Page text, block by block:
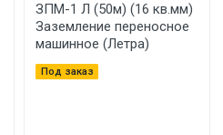
ЗПМ-1 Л (50м) (16 кв.мм)
Заземление переносное
машинное (Летра)
Под заказ